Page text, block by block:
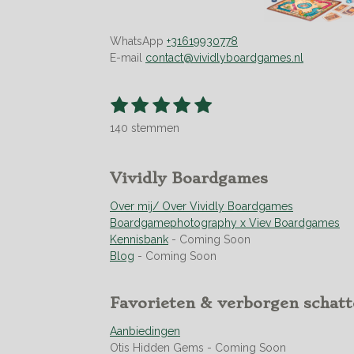
WhatsApp +31619930778
E-mail contact@vividlyboardgames.nl
R
t
n
g
:
4
.
9
t
r
1
s
r
2
s
r
r
e
n
3
s
r
r
e
n
4
s
r
r
e
n
5
r
r
e
n
S
n
140 stemmen
Vividly Boardgames
Over mij/ Over Vividly Boardgames
Boardgamephotography x Viev Boardgames
Kennisbank - Coming Soon
Blog - Coming Soon
Favorieten & verborgen
Aanbiedingen
Otis Hidden Gems - Coming Soon